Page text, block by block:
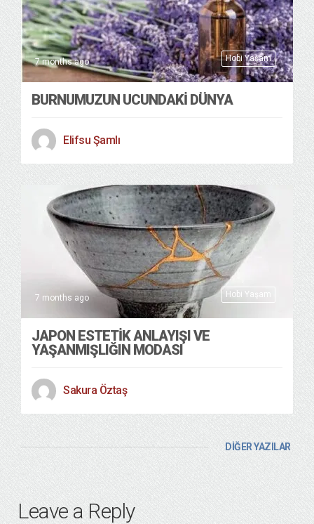
Hobi Yaşam
7 months ago
BURNUMUZUN UCUNDAKİ DÜNYA
Elifsu Şamlı
Hobi Yaşam
7 months ago
JAPON ESTETİK ANLAYIŞI VE
YAŞANMIŞLIĞIN MODASI
Sakura Öztaş
DİĞER YAZILAR
Leave a Reply